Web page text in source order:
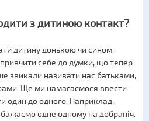
з дитиною контакт?
дитину донькою чи сином.
себе до думки, що тепер
звикали називати нас батьками,
Ще ми намагаємося ввести
один до одного. Наприклад,
одне одному на добраніч.